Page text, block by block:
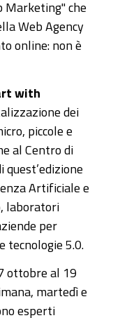
Marketing" che
Web Agency
online: non è
with
dei
piccole e
al Centro di
quest’edizione
Artificiale e
laboratori
per
tecnologie 5.0.
ottobre al 19
martedì e
esperti